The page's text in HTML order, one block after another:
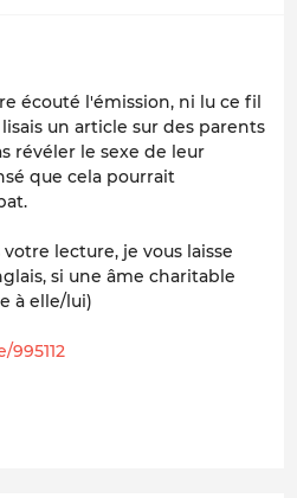
écouté l'émission, ni lu ce fil
un article sur des parents
révéler le sexe de leur
que cela pourrait
lecture, je vous laisse
si une âme charitable
à elle/lui)